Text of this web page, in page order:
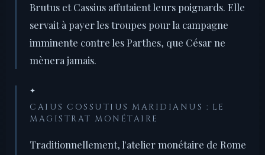
Brutus et Cassius affutaient leurs poignards. Elle
servait à payer les troupes pour la campagne
imminente contre les Parthes, que César ne
mènera jamais.
✦
CAIUS COSSUTIUS MARIDIANUS : LE
MAGISTRAT MONÉTAIRE
Traditionnellement, l'atelier monétaire de Rome